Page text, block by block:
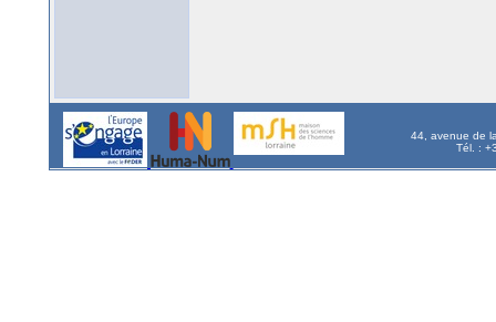
44, avenue de
Tél. :